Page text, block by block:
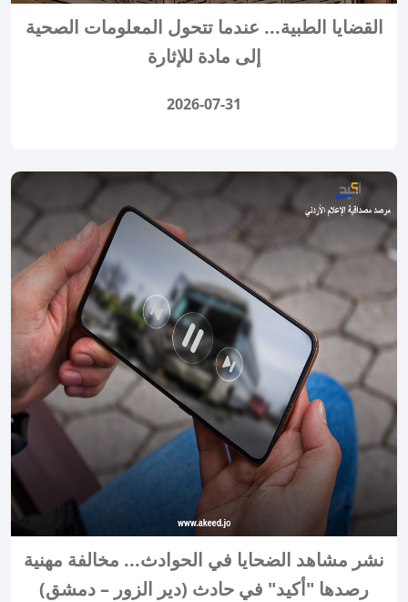
القضايا الطبية... عندما تتحول المعلومات الصحية
إلى مادة للإثارة
2026-07-31
نشر مشاهد الضحايا في الحوادث... مخالفة مهنية
رصدها "أكيد" في حادث (دير الزور – دمشق)